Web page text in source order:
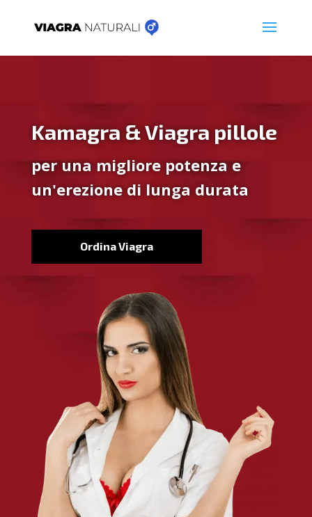
Kamagra & Viagra pillole
per una migliore potenza e
un'erezione di lunga durata
Ordina Viagra